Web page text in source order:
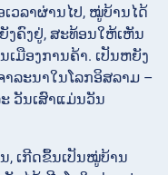
ວລາຜ່ານໄປ, ໝູ່ບ້ານໄດ້
ຍັງຄົງຢູ່, ສະທ້ອນໃຫ້ເຫັນ
ເມືອງການຄ້າ. ເປັນຫຍັງ
ລະນາໃນໂລກອິສລາມ –
ວັນເສົາແມ່ນວັນ
, ເກີດຂຶ້ນເປັນໝູ່ບ້ານ